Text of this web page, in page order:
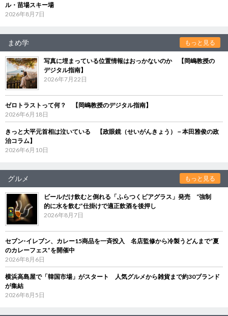
ル・苗場スキー場
2026年8月7日
まめ学 もっと見る
写真に埋まっている位置情報はおっかないのか 【岡嶋教授の
デジタル指南】
2026年7月22日
ゼロトラストって何？ 【岡嶋教授のデジタル指南】
2026年6月18日
きっと大平元首相は泣いている 【政眼鏡（せいがんきょう）－本田雅俊の政
治コラム】
2026年6月10日
グルメ もっと見る
ビールだけ飲むと倒れる「ふらつくビアグラス」発売 “強制
的に水を飲む”仕掛けで適正飲酒を後押し
2026年8月7日
セブン‐イレブン、カレー15商品を一斉投入 名店監修から冷製うどんまで“夏
のカレーフェス”を開催中
2026年8月6日
横浜高島屋で「韓国市場」がスタート 人気グルメから雑貨まで約30ブランド
が集結
2026年8月5日